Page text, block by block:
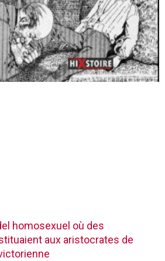
homosexuel où des
aux aristocrates de